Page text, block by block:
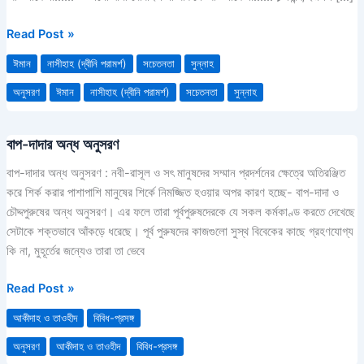
সাল্লাম
অনুসরণ
করুন
Read Post »
ঈমান নাসীহাহ (দ্বীনি পরামর্শ) সচেতনতা সুন্নাহ
অনুসরণ ঈমান নাসীহাহ (দ্বীনি পরামর্শ) সচেতনতা সুন্নাহ
বাপ-দাদার অন্ধ অনুসরণ
বাপ-দাদার অন্ধ অনুসরণ : নবী-রাসূল ও সৎ মানুষদের সম্মান প্রদর্শনের ক্ষেত্রে অতিরঞ্জিত
করে শির্ক করার পাশাপাশি মানুষের শির্কে নিমজ্জিত হওয়ার অপর কারণ হচ্ছে- বাপ-দাদা ও
চৌদ্দপুরুষের অন্ধ অনুসরণ। এর ফলে তারা পূর্বপুরুষদেরকে যে সকল কর্মকাণ্ড করতে দেখেছে
সেটাকে শক্তভাবে আঁকড়ে ধরেছে। পূর্ব পুরুষদের কাজগুলো সুস্থ বিবেকের কাছে গ্রহণযোগ্য
কি না, মুহূর্তের জন্যেও তারা তা ভেবে
বাপ-
Read Post »
আকীদাহ ও তাওহীদ বিবিধ-প্রসঙ্গ
অনুসরণ আকীদাহ ও তাওহীদ বিবিধ-প্রসঙ্গ